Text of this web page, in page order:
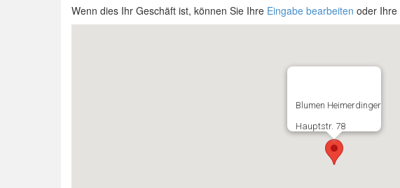
Wenn dies Ihr Geschäft ist, können Sie Ihre Eingabe bearbeiten oder Ihre
Blumen Heimerdinger
Hauptstr. 78